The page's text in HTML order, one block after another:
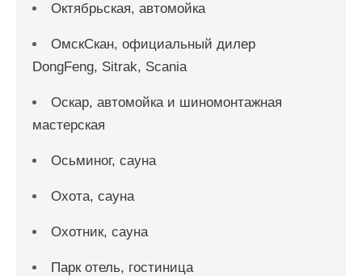
Октябрьская, автомойка
ОмскСкан, официальный дилер
DongFeng, Sitrak, Scania
Оскар, автомойка и шиномонтажная
мастерская
Осьминог, сауна
Охота, сауна
Охотник, сауна
Парк отель, гостиница